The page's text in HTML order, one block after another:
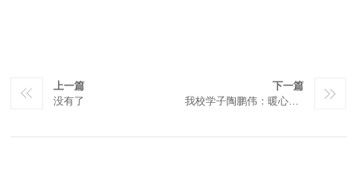
上一篇
没有了
下一篇